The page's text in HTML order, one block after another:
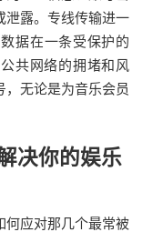
泄露。专线传输进一
据在一条受保护的
共网络的拥堵和风
，无论是为音乐会员
决你的娱乐
何应对那几个最常被